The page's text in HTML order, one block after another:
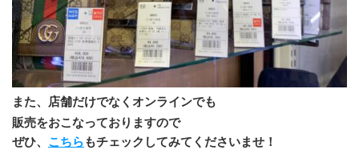
また、店舗だけでなくオンラインでも
販売をおこなっておりますので
ぜひ、 こちらもチェックしてみてくださいませ！